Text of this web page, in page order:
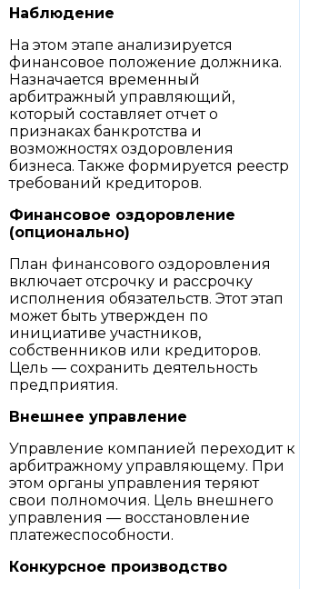
Наблюдение
На этом этапе анализируется
финансовое положение должника.
Назначается временный
арбитражный управляющий,
который составляет отчет о
признаках банкротства и
возможностях оздоровления
бизнеса. Также формируется реестр
требований кредиторов.
Финансовое оздоровление
(опционально)
План финансового оздоровления
включает отсрочку и рассрочку
исполнения обязательств. Этот этап
может быть утвержден по
инициативе участников,
собственников или кредиторов.
Цель — сохранить деятельность
предприятия.
Внешнее управление
Управление компанией переходит к
арбитражному управляющему. При
этом органы управления теряют
свои полномочия. Цель внешнего
управления — восстановление
платежеспособности.
Конкурсное производство